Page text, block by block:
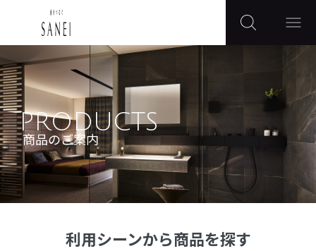
PRODUCTS
商品のご案内
利用シーンから商品を探す